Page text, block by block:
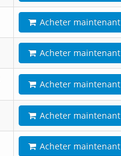
Acheter maintenant
Acheter maintenant
Acheter maintenant
Acheter maintenant
Acheter maintenant